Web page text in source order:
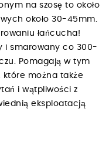
na szosę to około
około 30-45mm.
łańcucha!
i smarowany co 300-
Pomagają w tym
które można także
i wątpliwości z
eksploatacją